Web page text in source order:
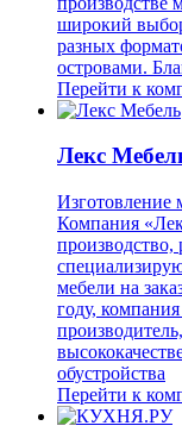
широкий
разных
островами.
Перейти к
Лекс
Изготовление
Компания
производство,
мебели на
году,
обустройства
Перейти к